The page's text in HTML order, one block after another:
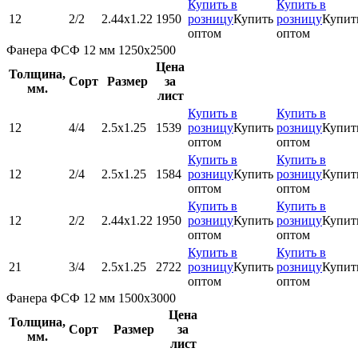
12 2/2 2.44х1.22 1950
Купить в
розницуКупить
оптом
Купить в
розницу
оптом
Фанера ФСФ 12 мм 1250х2500
Толщина,
мм.
Сорт Размер
Цена
за
лист
12 4/4 2.5х1.25 1539
Купить в
розницуКупить
оптом
Купить в
розницу
оптом
12 2/4 2.5х1.25 1584
Купить в
розницуКупить
оптом
Купить в
розницу
оптом
12 2/2 2.44х1.22 1950
Купить в
розницуКупить
оптом
Купить в
розницу
оптом
21 3/4 2.5х1.25 2722
Купить в
розницуКупить
оптом
Купить в
розницу
оптом
Фанера ФСФ 12 мм 1500х3000
Толщина,
мм.
Сорт Размер
Цена
за
лист